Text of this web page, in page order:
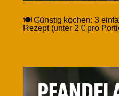
🍽️ Günstig kochen: 3
Rezept (unter 2 € pro